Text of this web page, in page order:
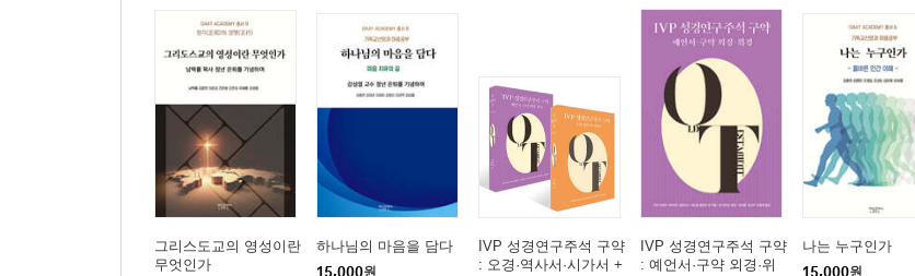
그리스도교의 영성이란
무엇인가
하나님의 마음을 담다
15,000원
IVP 성경연구주석 구약
: 오경·역사서·시가서 +
IVP 성경연구주석 구약
: 예언서·구약 외경·위
나는 누구인가
15,000원